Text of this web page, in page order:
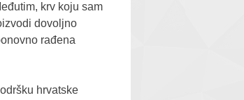
krv koju sam
dovoljno
rađena
hrvatske